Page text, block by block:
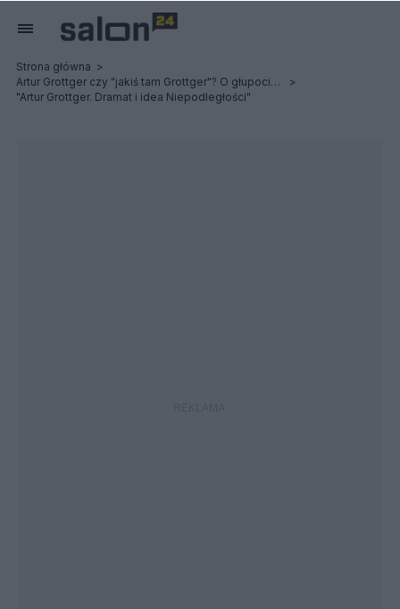
Strona główna
Artur Grottger czy "jakiś tam Grottger"? O głupocie młodzieży i Powstaniu Styczniowym
"Artur Grottger. Dramat i idea Niepodległości"